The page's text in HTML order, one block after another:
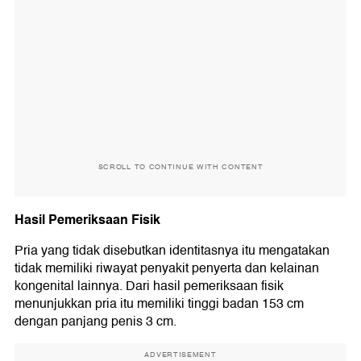
SCROLL TO CONTINUE WITH CONTENT
Hasil Pemeriksaan Fisik
Pria yang tidak disebutkan identitasnya itu mengatakan
tidak memiliki riwayat penyakit penyerta dan kelainan
kongenital lainnya. Dari hasil pemeriksaan fisik
menunjukkan pria itu memiliki tinggi badan 153 cm
dengan panjang penis 3 cm.
ADVERTISEMENT